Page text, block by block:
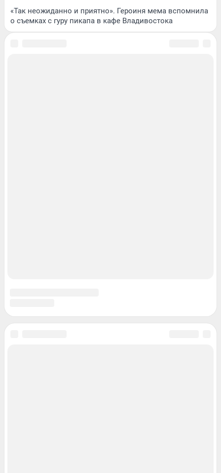
«Так неожиданно и приятно». Героиня мема вспомнила
о съемках с гуру пикапа в кафе Владивостока